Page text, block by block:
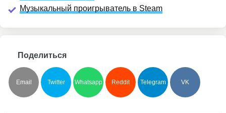
Музыкальный проигрыватель в Steam
Поделиться
Email Twitter Whatsapp Reddit Telegram VK